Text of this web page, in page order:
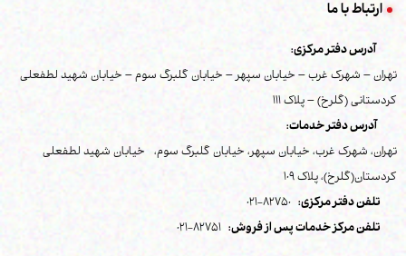
ارتباط با ما
آدرس دفتر مرکزی:
تهران – شهرک غرب – خیابان سپهر – خیابان گلبرگ سوم – خیابان شهید لطفعلی
کردستانی (گلرخ) – پلاک 111
آدرس دفتر خدمات:
تهران، شهرک غرب، خیابان سپهر، خیابان گلبرگ سوم، خیابان شهید لطفعلی
کردستان(گلرخ)، پلاک 109
تلفن دفتر مرکزی: 82750-021
تلفن مرکز خدمات پس از فروش: 82751-021